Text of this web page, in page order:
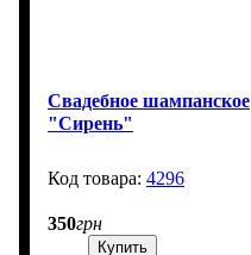
Свадебное шампанское
"Сирень"
4296
350грн
Купить